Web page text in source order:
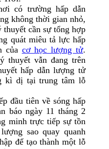
có trường hấp dẫn
không thời gian nhỏ,
cần sự tổng hợp
quát miêu tả lực hấp
của cơ học lượng tử.
thuyết vẫn đang trên
hấp dẫn lượng tử
kì dị tại trung tâm lỗ
đầu tiên về sóng hấp
báo ngày 11 tháng 2
minh trực tiếp sự tồn
sao quay quanh
để tạo thành một lỗ